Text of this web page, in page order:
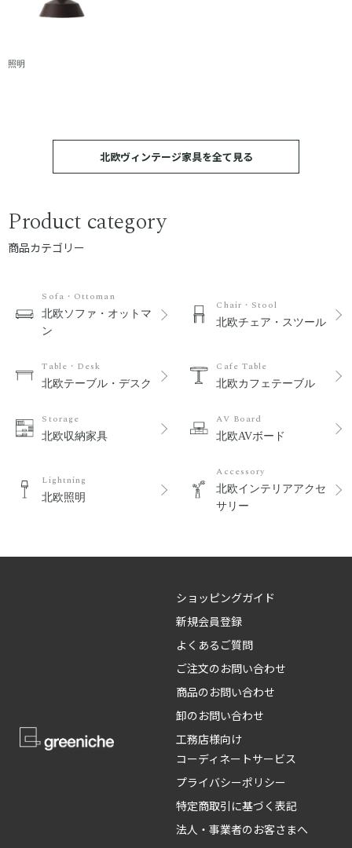
照明
北欧ヴィンテージ家具を全て見る
Product category
商品カテゴリー
Sofa・Ottoman
北欧ソファ・オットマ
ン
Chair・Stool
北欧チェア・スツール
Table・Desk
北欧テーブル・デスク
Cafe Table
北欧カフェテーブル
Storage
北欧収納家具
AV Board
北欧AVボード
Lightning
北欧照明
Accessory
北欧インテリアアクセ
サリー
ショッピングガイド
新規会員登録
よくあるご質問
ご注文のお問い合わせ
商品のお問い合わせ
卸のお問い合わせ
工務店様向け
コーディネートサービス
プライバシーポリシー
特定商取引に基づく表記
法人・事業者のお客さまへ